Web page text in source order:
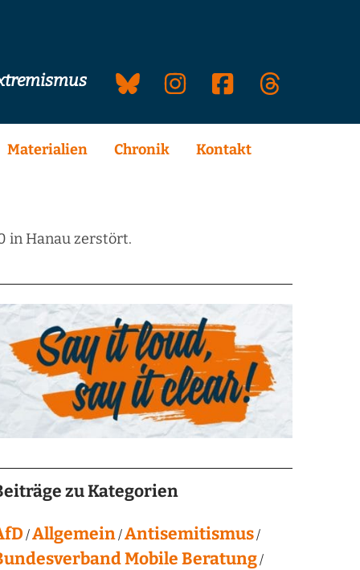
Materialien Chronik Kontakt
in Hanau zerstört.
zu Kategorien
Allgemein Antisemitismus
Mobile Beratung